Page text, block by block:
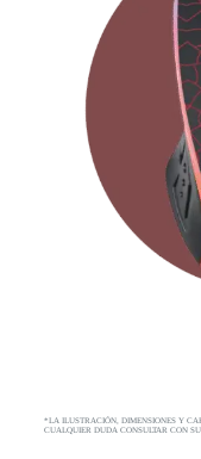
*LA ILUSTRACIÓN, DIMENSIONES Y
CUALQUIER DUDA CONSULTAR CON